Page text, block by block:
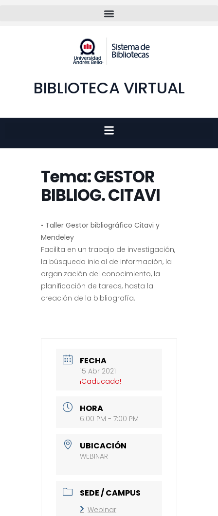
BIBLIOTECA VIRTUAL
Tema: GESTOR
BIBLIOG. CITAVI
• Taller Gestor bibliográfico Citavi y
Mendeley
Facilita en un trabajo de investigación,
la búsqueda inicial de información, la
organización del conocimiento, la
planificación de tareas, hasta la
creación de la bibliografía.
FECHA
15 Abr 2021
¡Caducado!
HORA
6:00 PM - 7:00 PM
UBICACIÓN
WEBINAR
SEDE / CAMPUS
Webinar